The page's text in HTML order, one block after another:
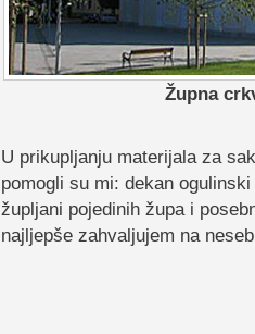
Župna
U prikupljanju materijala za
pomogli su mi: dekan
župljani pojedinih župa i
najljepše zahvaljujem na